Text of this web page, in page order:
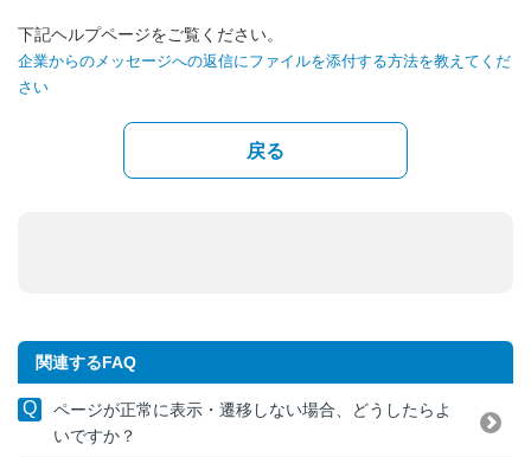
下記ヘルプページをご覧ください。
企業からのメッセージへの返信にファイルを添付する方法を教えてくだ
さい
戻る
関連するFAQ
ページが正常に表示・遷移しない場合、どうしたらよ
いですか？